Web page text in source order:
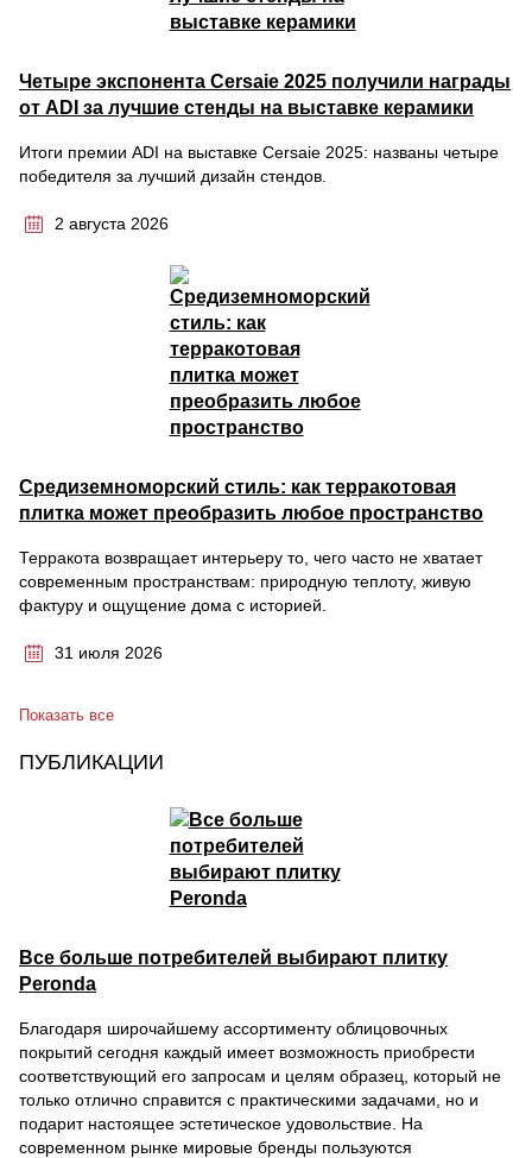
Четыре экспонента Cersaie 2025 получили награды
от ADI за лучшие стенды на выставке керамики
Итоги премии ADI на выставке Cersaie 2025: названы четыре
победителя за лучший дизайн стендов.
2 августа 2026
Средиземноморский стиль: как терракотовая
плитка может преобразить любое пространство
Терракота возвращает интерьеру то, чего часто не хватает
современным пространствам: природную теплоту, живую
фактуру и ощущение дома с историей.
31 июля 2026
Показать все
ПУБЛИКАЦИИ
Все больше потребителей выбирают плитку
Peronda
Благодаря широчайшему ассортименту облицовочных
покрытий сегодня каждый имеет возможность приобрести
соответствующий его запросам и целям образец, который не
только отлично справится с практическими задачами, но и
подарит настоящее эстетическое удовольствие. На
современном рынке мировые бренды пользуются